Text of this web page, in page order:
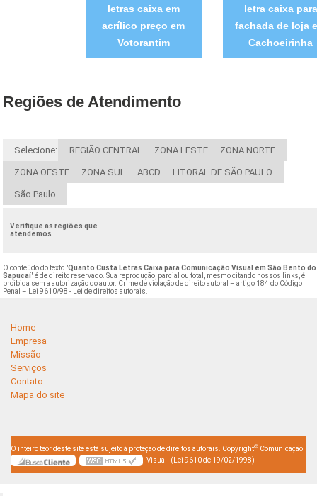
letras caixa em
acrílico preço em
Votorantim
letra caixa para
fachada de loja
Cachoeirinha
Regiões de Atendimento
Selecione: REGIÃO CENTRAL ZONA LESTE ZONA NORTE
ZONA OESTE ZONA SUL ABCD LITORAL DE SÃO PAULO
São Paulo
Verifique as regiões que
atendemos
O conteúdo do texto "Quanto Custa Letras Caixa para Comunicação Visual em São Bento do
Sapucaí" é de direito reservado. Sua reprodução, parcial ou total, mesmo citando nossos links, é
proibida sem a autorização do autor. Crime de violação de direito autoral – artigo 184 do Código
Penal –
Lei 9610/98 - Lei de direitos autorais
Home
Empresa
Missão
Serviços
Contato
Mapa do site
O inteiro teor deste site está sujeito à proteção de direitos autorais. Copyright© Comunicação
Visuall (Lei 9610 de 19/02/1998)